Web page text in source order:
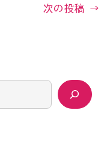
次の投稿 →